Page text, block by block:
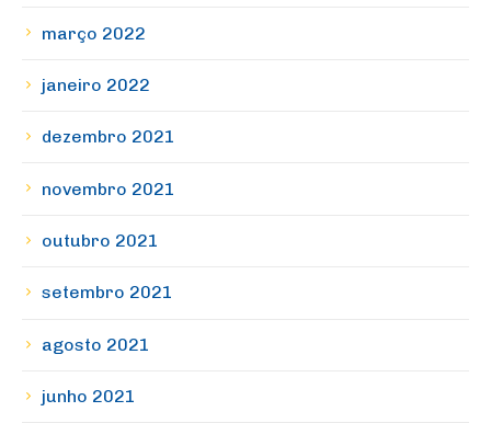
março 2022
janeiro 2022
dezembro 2021
novembro 2021
outubro 2021
setembro 2021
agosto 2021
junho 2021